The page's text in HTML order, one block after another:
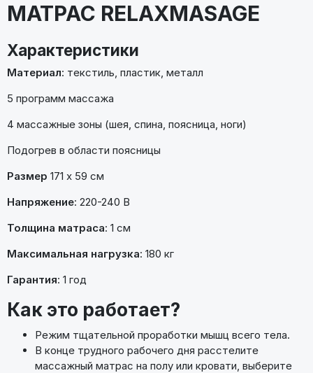
МАТРАС RELAXMASAGE
Характеристики
Материал: текстиль, пластик, металл
5 программ массажа
4 массажные зоны (шея, спина, поясница, ноги)
Подогрев в области поясницы
Размер 171 х 59 см
Напряжение: 220-240 В
Толщина матраса: 1 см
Максимальная нагрузка: 180 кг
Гарантия: 1 год
Как это работает?
Режим тщательной проработки мышц всего тела.
В конце трудного рабочего дня расстелите
массажный матрас на полу или кровати, выберите